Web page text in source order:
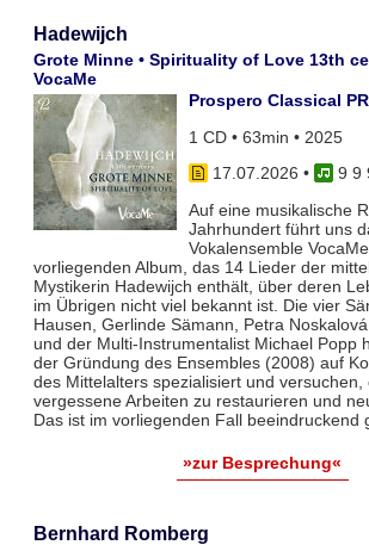
Hadewijch
Grote Minne • Spirituality of Love 13th
VocaMe
Prospero Classical
1 CD • 63min • 2025
17.07.2026 •
9 9
Auf eine musikalische
Jahrhundert führt uns
Vokalensemble
vorliegenden Album, das 14 Lieder der
Mystikerin Hadewijch enthält, über deren
im Übrigen nicht viel bekannt ist. Die vier
Hausen, Gerlinde Sämann, Petra
und der Multi-Instrumentalist Michael Popp
der Gründung des Ensembles (2008) auf
des Mittelalters spezialisiert und versuchen,
vergessene Arbeiten zu restaurieren und
Das ist im vorliegenden Fall beeindruckend
»zur Besprechung«
Bernhard Romberg